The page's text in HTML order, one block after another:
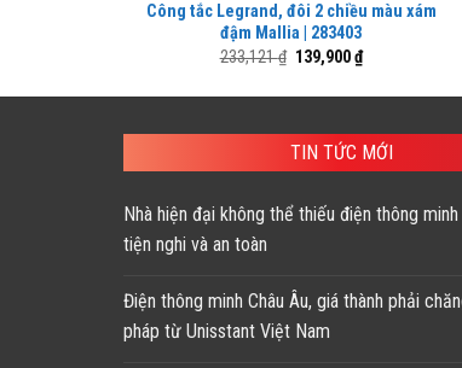
Công tắc Legrand, đôi 2 chiều màu xám
đậm Mallia | 283403
233,121₫ Giá
139,900₫Giá
hiện
TIN TỨC MỚI
Nhà hiện đại không thể thiếu điện thông
tiện nghi và an toàn
Điện thông minh Châu Âu, giá thành phải
pháp từ Unisstant Việt Nam